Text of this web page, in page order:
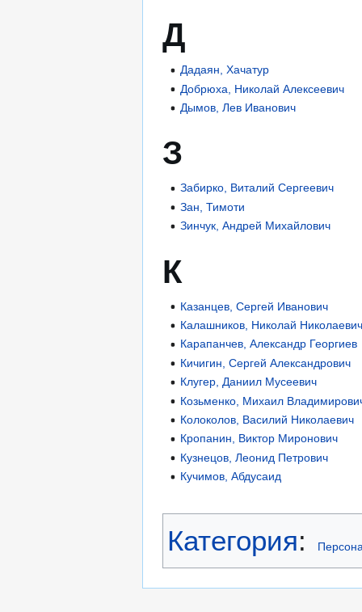
Д
Дадаян, Хачатур
Добрюха, Николай Алексеевич
Дымов, Лев Иванович
З
Забирко, Виталий Сергеевич
Зан, Тимоти
Зинчук, Андрей Михайлович
К
Казанцев, Сергей Иванович
Калашников, Николай
Карапанчев, Александр Георгиев
Кичигин, Сергей Александрович
Клугер, Даниил Мусеевич
Козьменко, Михаил
Колоколов, Василий Николаевич
Кропанин, Виктор Миронович
Кузнецов, Леонид Петрович
Кучимов, Абдусаид
Категория: